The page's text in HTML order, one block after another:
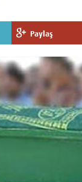
Paylaş